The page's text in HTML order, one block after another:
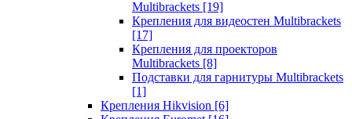
Multibrackets [19]
Крепления для видеостен Multibrackets
[17]
Крепления для проекторов
Multibrackets [8]
Подставки для гарнитуры Multibrackets
[1]
Крепления Hikvision [6]